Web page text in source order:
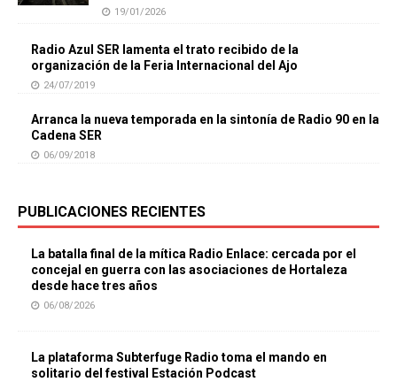
19/01/2026
Radio Azul SER lamenta el trato recibido de la
organización de la Feria Internacional del Ajo
24/07/2019
Arranca la nueva temporada en la sintonía de Radio 90 en la
Cadena SER
06/09/2018
PUBLICACIONES RECIENTES
La batalla final de la mítica Radio Enlace: cercada por el
concejal en guerra con las asociaciones de Hortaleza
desde hace tres años
06/08/2026
La plataforma Subterfuge Radio toma el mando en
solitario del festival Estación Podcast